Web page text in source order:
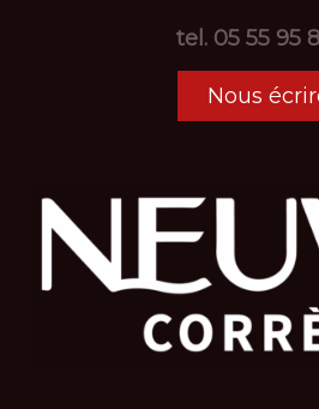
tel. 05 55 95
Nous